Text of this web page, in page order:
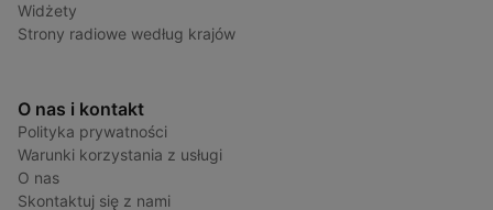
Widżety
Strony radiowe według krajów
O nas i kontakt
Polityka prywatności
Warunki korzystania z usługi
O nas
Skontaktuj się z nami